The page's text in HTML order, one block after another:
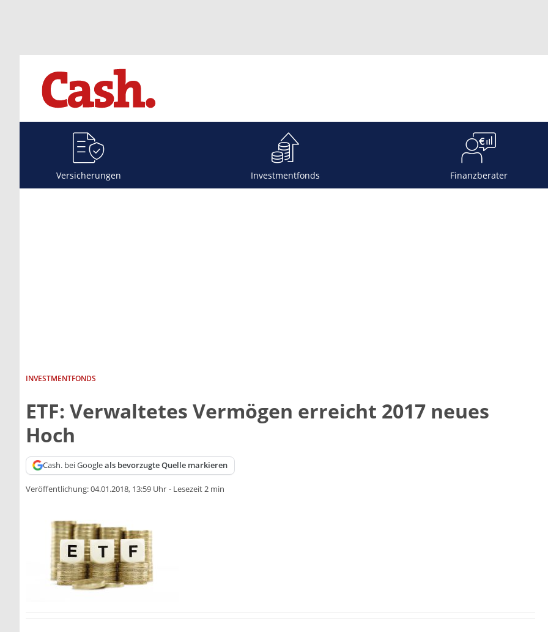
Versicherungen Investmentfonds Finanzberater
INVESTMENTFONDS
ETF: Verwaltetes Vermögen erreicht 2017 neues
Hoch
Cash. bei Googleals bevorzugte Quelle markieren
Veröffentlichung:04.01.2018, 13:59 Uhr - Lesezeit 2 min